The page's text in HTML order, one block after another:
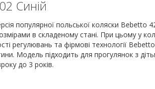
Синій
популярної польської коляски Bebetto
в складеному стані. При цьому у
регулювань та фірмові технології
Модель підходить для прогулянок з
до 3 років.